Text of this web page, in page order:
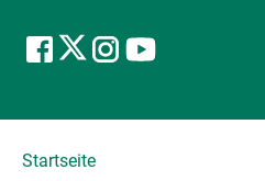
Startseite